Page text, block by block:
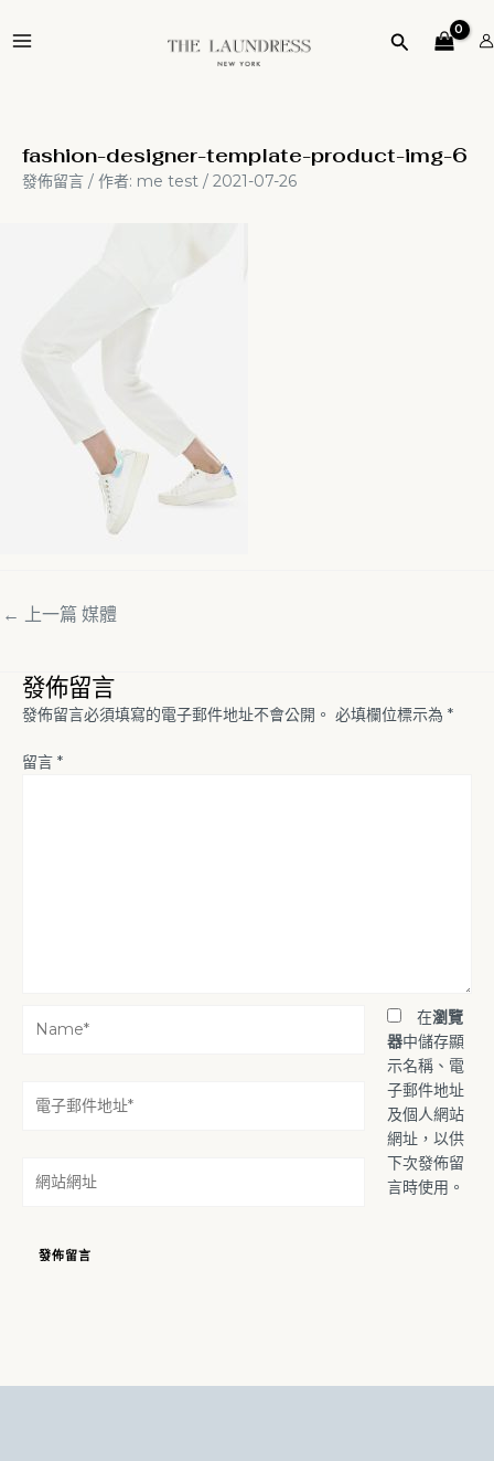
至
搜
fashion-designer-template-product-img-6
發佈留言 / 作者: me test / 2021-07-26
navigation
← 上一篇 媒體
發佈留言
發佈留言必須填寫的電子郵件地址不會公開。 必填欄位標示為 *
留言 *
地
站
在瀏覽
器中儲存顯
示名稱、電
子郵件地址
及個人網站
網址，以供
下次發佈留
言時使用。